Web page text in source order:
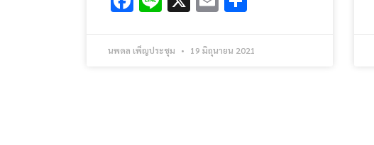
นพดล เพ็ญประชุม 19 มิถุนายน 2021